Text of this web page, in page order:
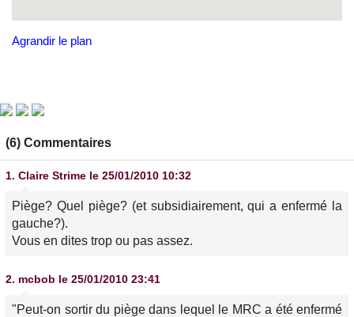
Agrandir le plan
(6) Commentaires
1. Claire Strime le 25/01/2010 10:32
Piège? Quel piège? (et subsidiairement, qui a enfermé la
gauche?).
Vous en dites trop ou pas assez.
2. mcbob le 25/01/2010 23:41
"Peut-on sortir du piège dans lequel le MRC a été enfermé